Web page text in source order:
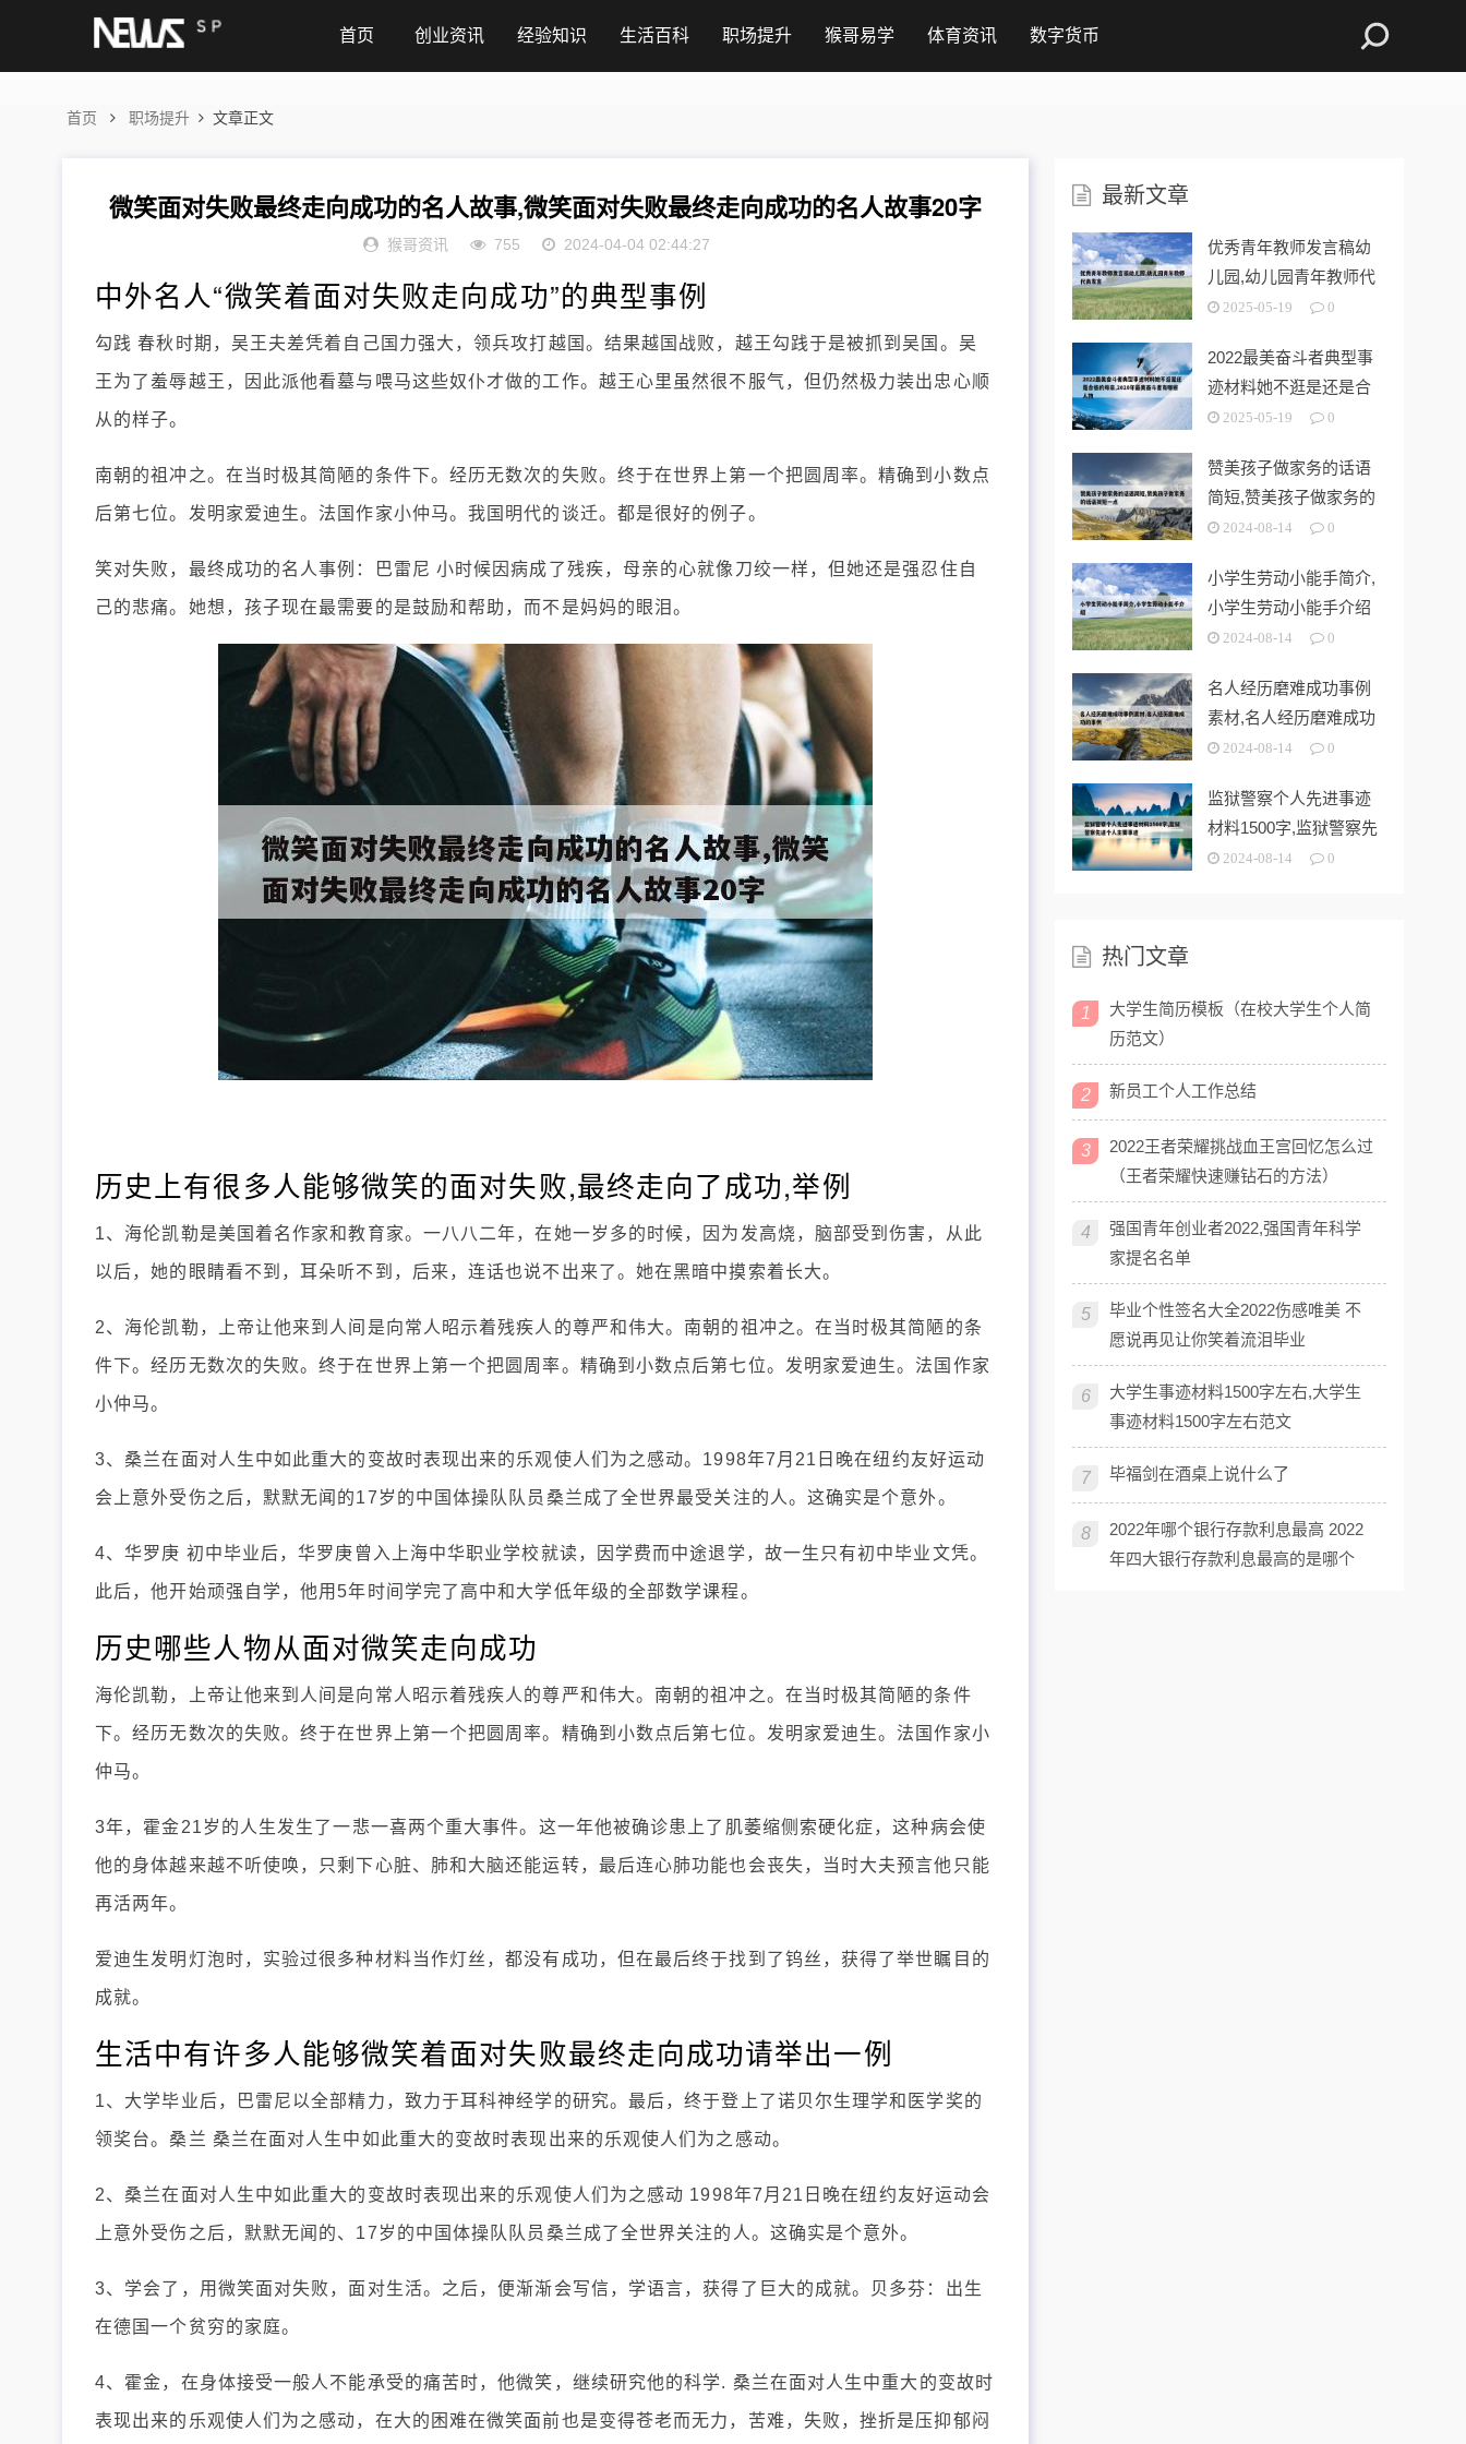
首页 创业资讯 经验知识 生活百科 职场提升 猴哥易学 体育资讯 数字货币
首页 职场提升 文章正文
微笑面对失败最终走向成功的名人故事,微笑面对失败最终走向成功的名人故事20字
猴哥资讯 755 2024-04-04 02:44:27
中外名人“微笑着面对失败走向成功”的典型事例
勾践 春秋时期，吴王夫差凭着自己国力强大，领兵攻打越国。结果越国战败，越王勾践于是被抓到吴国。吴
王为了羞辱越王，因此派他看墓与喂马这些奴仆才做的工作。越王心里虽然很不服气，但仍然极力装出忠心顺
从的样子。
南朝的祖冲之。在当时极其简陋的条件下。经历无数次的失败。终于在世界上第一个把圆周率。精确到小数点
后第七位。发明家爱迪生。法国作家小仲马。我国明代的谈迁。都是很好的例子。
笑对失败，最终成功的名人事例：巴雷尼 小时候因病成了残疾，母亲的心就像刀绞一样，但她还是强忍住自
己的悲痛。她想，孩子现在最需要的是鼓励和帮助，而不是妈妈的眼泪。
历史上有很多人能够微笑的面对失败,最终走向了成功,举例
1、海伦凯勒是美国着名作家和教育家。一八八二年，在她一岁多的时候，因为发高烧，脑部受到伤害，从此
以后，她的眼睛看不到，耳朵听不到，后来，连话也说不出来了。她在黑暗中摸索着长大。
2、海伦凯勒，上帝让他来到人间是向常人昭示着残疾人的尊严和伟大。南朝的祖冲之。在当时极其简陋的条
件下。经历无数次的失败。终于在世界上第一个把圆周率。精确到小数点后第七位。发明家爱迪生。法国作家
小仲马。
3、桑兰在面对人生中如此重大的变故时表现出来的乐观使人们为之感动。1998年7月21日晚在纽约友好运动
会上意外受伤之后，默默无闻的17岁的中国体操队队员桑兰成了全世界最受关注的人。这确实是个意外。
4、华罗庚 初中毕业后，华罗庚曾入上海中华职业学校就读，因学费而中途退学，故一生只有初中毕业文凭。
此后，他开始顽强自学，他用5年时间学完了高中和大学低年级的全部数学课程。
历史哪些人物从面对微笑走向成功
海伦凯勒，上帝让他来到人间是向常人昭示着残疾人的尊严和伟大。南朝的祖冲之。在当时极其简陋的条件
下。经历无数次的失败。终于在世界上第一个把圆周率。精确到小数点后第七位。发明家爱迪生。法国作家小
仲马。
3年，霍金21岁的人生发生了一悲一喜两个重大事件。这一年他被确诊患上了肌萎缩侧索硬化症，这种病会使
他的身体越来越不听使唤，只剩下心脏、肺和大脑还能运转，最后连心肺功能也会丧失，当时大夫预言他只能
再活两年。
爱迪生发明灯泡时，实验过很多种材料当作灯丝，都没有成功，但在最后终于找到了钨丝，获得了举世瞩目的
成就。
生活中有许多人能够微笑着面对失败最终走向成功请举出一例
1、大学毕业后，巴雷尼以全部精力，致力于耳科神经学的研究。最后，终于登上了诺贝尔生理学和医学奖的
领奖台。桑兰 桑兰在面对人生中如此重大的变故时表现出来的乐观使人们为之感动。
2、桑兰在面对人生中如此重大的变故时表现出来的乐观使人们为之感动 1998年7月21日晚在纽约友好运动会
上意外受伤之后，默默无闻的、17岁的中国体操队队员桑兰成了全世界关注的人。这确实是个意外。
3、学会了，用微笑面对失败，面对生活。之后，便渐渐会写信，学语言，获得了巨大的成就。贝多芬：出生
在德国一个贫穷的家庭。
4、霍金，在身体接受一般人不能承受的痛苦时，他微笑，继续研究他的科学. 桑兰在面对人生中重大的变故时
表现出来的乐观使人们为之感动，在大的困难在微笑面前也是变得苍老而无力，苦难，失败，挫折是压抑郁闷
最新文章
优秀青年教师发言稿幼
儿园,幼儿园青年教师代
表发言
2025-05-19 0
2022最美奋斗者典型事
迹材料她不逛是还是合
格的母亲
2025-05-19 0
赞美孩子做家务的话语
简短,赞美孩子做家务的
话语简短一
2024-08-14 0
小学生劳动小能手简介,
小学生劳动小能手介绍
2024-08-14 0
名人经历磨难成功事例
素材,名人经历磨难成功
的事例
2024-08-14 0
监狱警察个人先进事迹
材料1500字,监狱警察先
进个人
2024-08-14 0
热门文章
1
大学生简历模板（在校大学生个人简
历范文）
2 新员工个人工作总结
3
2022王者荣耀挑战血王宫回忆怎么过
（王者荣耀快速赚钻石的方法）
4
强国青年创业者2022,强国青年科学
家提名名单
5
毕业个性签名大全2022伤感唯美 不
愿说再见让你笑着流泪毕业
6
大学生事迹材料1500字左右,大学生
事迹材料1500字左右范文
7 毕福剑在酒桌上说什么了
8
2022年哪个银行存款利息最高 2022
年四大银行存款利息最高的是哪个